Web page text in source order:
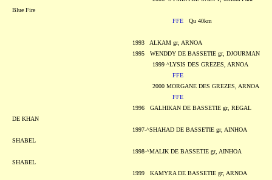
Blue Fire
FFE
Qu 40km
1993 ALKAM gr, ARNOA
1995 WENDDY DE BASSETIE gr, DJOURMAN
1999 ^LYSIS DES GREZES, ARNOA
FFE
2000 MORGANE DES GREZES, ARNOA
FFE
1996 GALHIKAN DE BASSETIE gr, REGAL
DE KHAN
1997-^SHAHAD DE BASSETIE gr, AINHOA
SHABEL
1998-^MALIK DE BASSETIE gr, AINHOA
SHABEL
1999 KAMYRA DE BASSETIE gr, ARNOA